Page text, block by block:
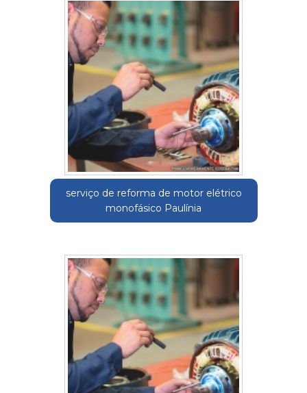
serviço de reforma de motor elétrico
monofásico Paulínia